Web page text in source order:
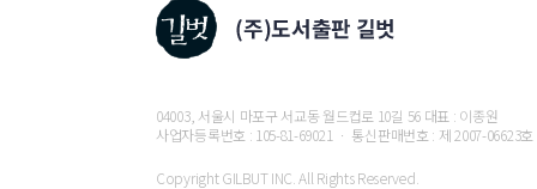
04003, 서울시 마포구 서교동 월드컵로 10길 56 대표 : 이종원
사업자등록번호 : 105-81-69021 ㆍ 통신판매번호 : 제 2007-06623호
Copyright GILBUT INC. All Rights Reserved.